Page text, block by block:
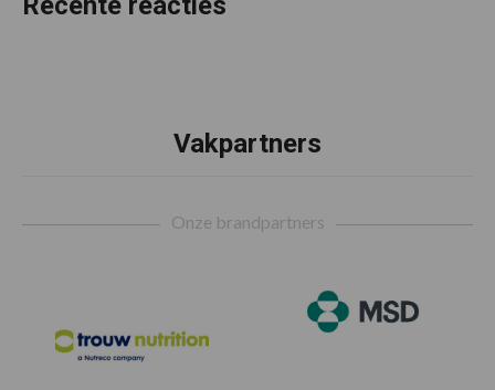
Vakpartners
Onze brandpartners